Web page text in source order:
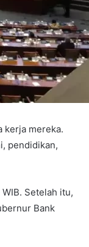
kerja mereka.
pendidikan,
Setelah itu,
Bank